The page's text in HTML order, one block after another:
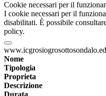
Cookie necessari per il
I cookie necessari per il
disabilitati. È possibile
policy.
Nome
Tipologia
Proprieta
Descrizione